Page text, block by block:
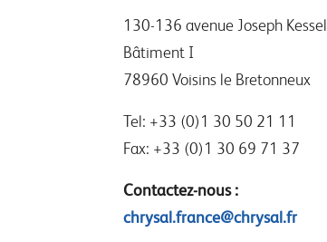
130-136 avenue Joseph Kessel
Bâtiment I
78960 Voisins le Bretonneux
Tel: +33 (0)1 30 50 21 11
Fax: +33 (0)1 30 69 71 37
Contactez-nous :
chrysal.france@chrysal.fr